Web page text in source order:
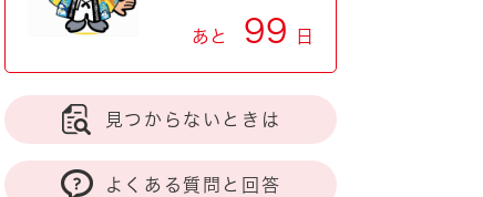
あと 99 日
見つからないときは
よくある質問と回答